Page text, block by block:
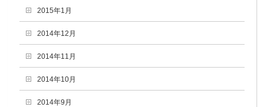
2015年1月
2014年12月
2014年11月
2014年10月
2014年9月